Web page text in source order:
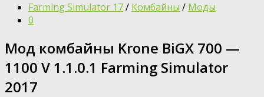
Farming Simulator 17/ Комбайны / Моды
0
Мод комбайны Krone BiGX 700 —
1100 V 1.1.0.1 Farming Simulator
2017